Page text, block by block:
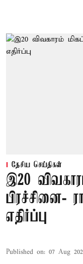
தேசிய செய்திகள்
இ20
பிரச்சினை-
எதிர்ப்பு
Published on: 07 Aug